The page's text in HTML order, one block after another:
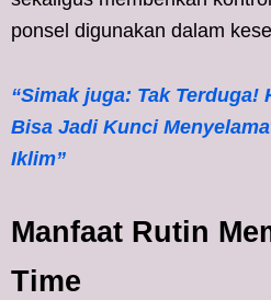
ponsel digunakan dalam
“Simak juga: Tak Terduga!
Bisa Jadi Kunci
Iklim”
Manfaat Rutin
Time